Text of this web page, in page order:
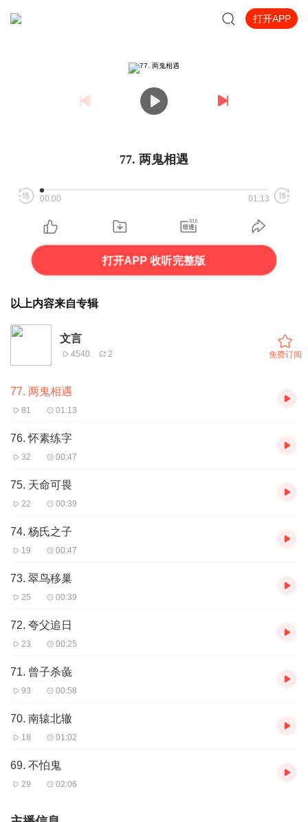
打开APP
77. 两鬼相遇
00:00 01:13
打开APP 收听完整版
以上内容来自专辑
文言
4540 2 免费订阅
77. 两鬼相遇
81 01:13
76. 怀素练字
32 00:47
75. 天命可畏
22 00:39
74. 杨氏之子
19 00:47
73. 翠鸟移巢
25 00:39
72. 夸父追日
23 00:25
71. 曾子杀彘
93 00:58
70. 南辕北辙
18 01:02
69. 不怕鬼
29 02:06